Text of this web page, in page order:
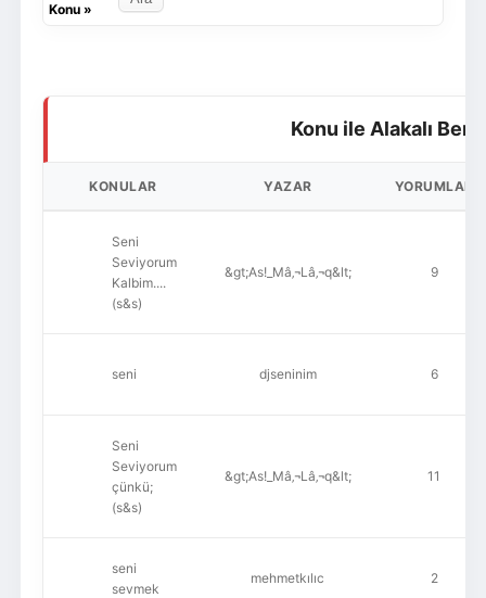
Konu»
Konu ile Alakalı
KONULAR YAZAR YORUMLAR
Seni
Seviyorum
Kalbim....
(s&s)
&gt;As!_Mâ‚¬Lâ‚¬q&lt; 9
seni djseninim 6
Seni
Seviyorum
çünkü;
(s&s)
&gt;As!_Mâ‚¬Lâ‚¬q&lt; 11
seni
sevmek
mehmetkılıc 2